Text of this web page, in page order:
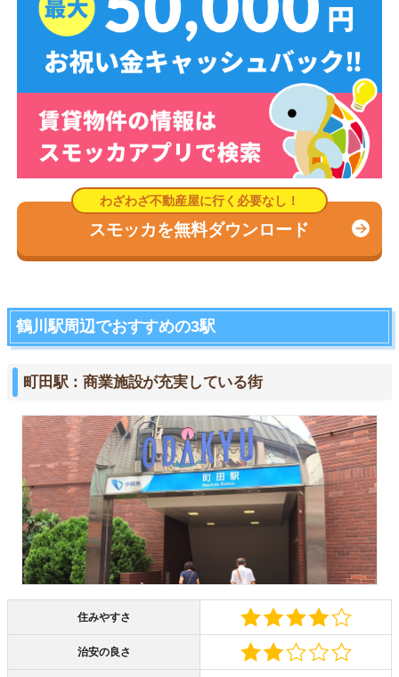
スモッカを無料ダウンロード
鶴川駅周辺でおすすめの3駅
町田駅：商業施設が充実している街
住みやすさ
治安の良さ